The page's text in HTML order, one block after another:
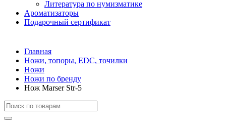
Литература по нумизматике
Ароматизаторы
Подарочный сертификат
Главная
Ножи, топоры, EDC, точилки
Ножи
Ножи по бренду
Нож Marser Str-5